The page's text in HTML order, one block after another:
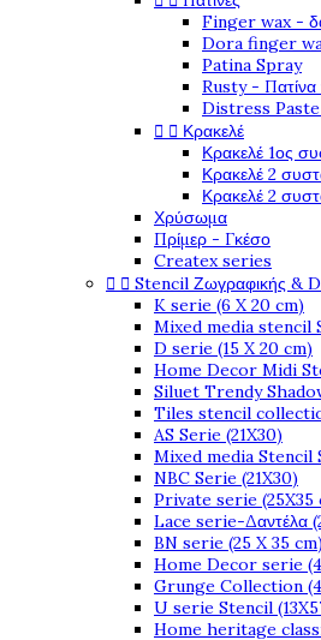
Finger wax -
Dora finger
Patina Spray
Rusty - Πατίνα
Distress Paste
  Κρακελέ
Κρακελέ 1ος
Κρακελέ 2
Κρακελέ 2
Χρύσωμα
Πρίμερ - Γκέσο
Createx series
  Stencil Ζωγραφικής &
K serie (6 X 20 cm)
Mixed media stencil
D serie (15 X 20 cm)
Home Decor Midi
Siluet Trendy
Tiles stencil
AS Serie (21X30)
Mixed media Stencil
NBC Serie (21X30)
Private serie (25X35
Lace serie-Δαντέλα
BN serie (25 X 35
Home Decor serie
Grunge Collection
U serie Stencil
Home heritage